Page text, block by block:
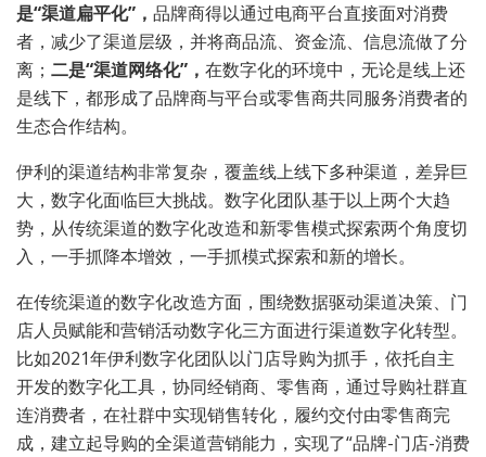
是“渠道扁平化”， 品牌商得以通过电商平台直接面对消费
者，减少了渠道层级，并将商品流、资金流、信息流做了分
离； 二是“渠道网络化”， 在数字化的环境中，无论是线上还
是线下，都形成了品牌商与平台或零售商共同服务消费者的
生态合作结构。
伊利的渠道结构非常复杂，覆盖线上线下多种渠道，差异巨
大，数字化面临巨大挑战。数字化团队基于以上两个大趋
势，从传统渠道的数字化改造和新零售模式探索两个角度切
入，一手抓降本增效，一手抓模式探索和新的增长。
在传统渠道的数字化改造方面，围绕数据驱动渠道决策、门
店人员赋能和营销活动数字化三方面进行渠道数字化转型。
比如2021年伊利数字化团队以门店导购为抓手，依托自主
开发的数字化工具，协同经销商、零售商，通过导购社群直
连消费者，在社群中实现销售转化，履约交付由零售商完
成，建立起导购的全渠道营销能力，实现了“品牌-门店-消费